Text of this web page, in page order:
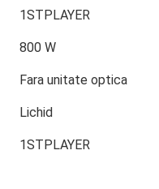
1STPLAYER
800 W
Fara unitate optica
Lichid
1STPLAYER